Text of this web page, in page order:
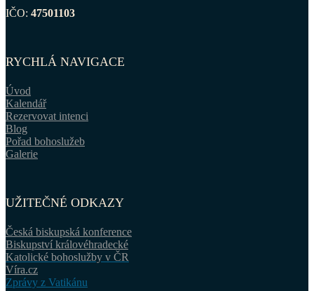
IČO: 47501103
RYCHLÁ NAVIGACE
Úvod
Kalendář
Rezervovat intenci
Blog
Pořad bohoslužeb
Galerie
UŽITEČNÉ ODKAZY
Česká biskupská konference
Biskupství královéhradecké
Katolické bohoslužby v ČR
Víra.cz
Zprávy z Vatikánu